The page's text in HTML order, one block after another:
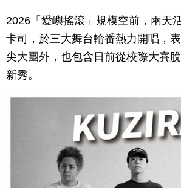
2026「愛嶼搖滾」規模空前，兩天
卡司，於三大舞台輪番熱力開唱，
尖大團外，也包含日前從校際大賽
新秀。